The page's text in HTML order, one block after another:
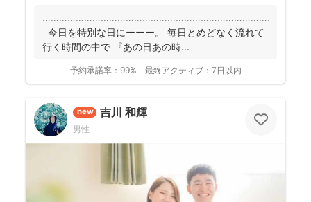
………………………………………………………………………………
今日を特別な日にーーー。 毎日とめどなく流れて
行く時間の中で 『あの日あの時...
予約承諾率： 99% 最終アクティブ： 7日以内
new 吉川 和輝
男性